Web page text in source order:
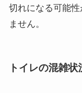
切れになる可能
ません。
トイレの混雑状